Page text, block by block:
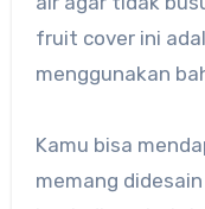
fruit cover ini
menggunakan
Kamu bisa
memang